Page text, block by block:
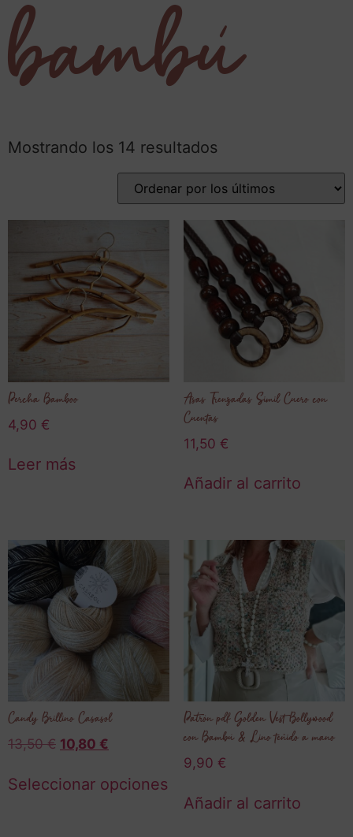
bambú
Mostrando los 14 resultados
Percha Bamboo
4,90 €
Leer más
Asas Trenzadas Simil Cuero con
Cuentas
11,50 €
Añadir al carrito
Candy Brillino Casasol
13,50€ 10,80 €
Seleccionar opciones
Patrón pdf Golden Vest Bollywood
con Bambú & Lino teñido a mano
9,90 €
Añadir al carrito